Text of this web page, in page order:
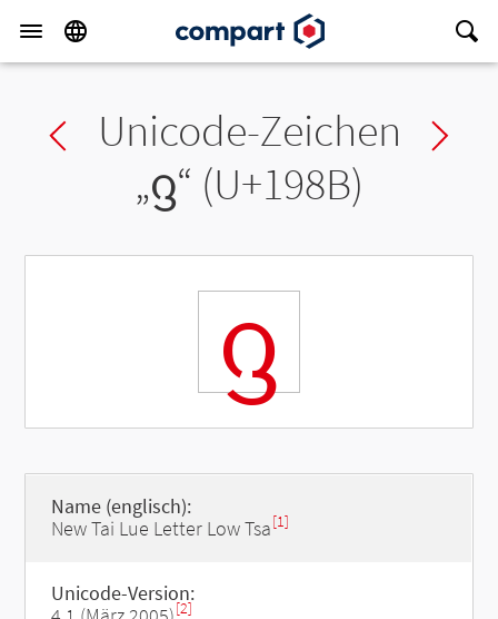
Previous char
Unicode-Zeichen
„ᦋ“ (U+198B)
ᦋ
Name (englisch):
New Tai Lue Letter Low Tsa[1]
Unicode-Version:
[2]